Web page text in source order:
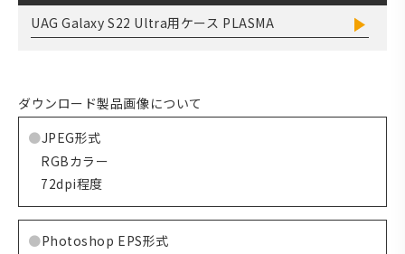
UAG Galaxy S22 Ultra用ケース PLASMA
ダウンロード製品画像について
JPEG形式
RGBカラー
72dpi程度
Photoshop EPS形式